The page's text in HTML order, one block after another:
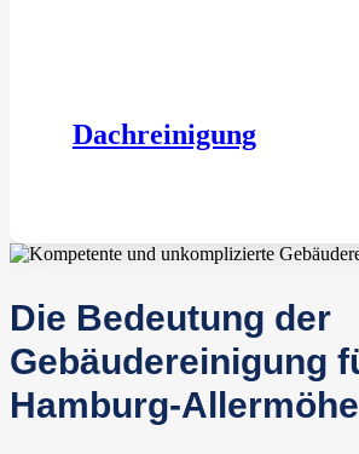
Dachreinigung
Die Bedeutung der
Gebäudereinigung
Hamburg-Allermöhe